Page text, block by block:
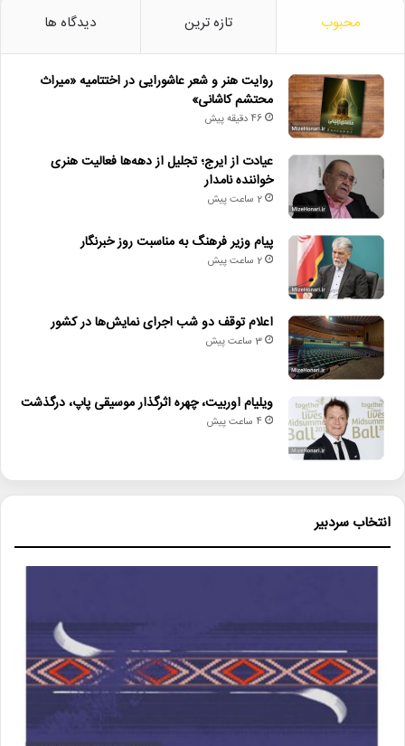
محبوب تازه ترین دیدگاه ها
روایت هنر و شعر عاشورایی در اختتامیه «میراث
محتشم کاشانی»
46 دقیقه پیش
عیادت از ایرج؛ تجلیل از دهه‌ها فعالیت هنری
خواننده نامدار
2 ساعت پیش
پیام وزیر فرهنگ به مناسبت روز خبرنگار
2 ساعت پیش
اعلام توقف دو شب اجرای نمایش‌ها در کشور
3 ساعت پیش
ویلیام اوربیت، چهره اثرگذار موسیقی پاپ، درگذشت
4 ساعت پیش
انتخاب سردبیر